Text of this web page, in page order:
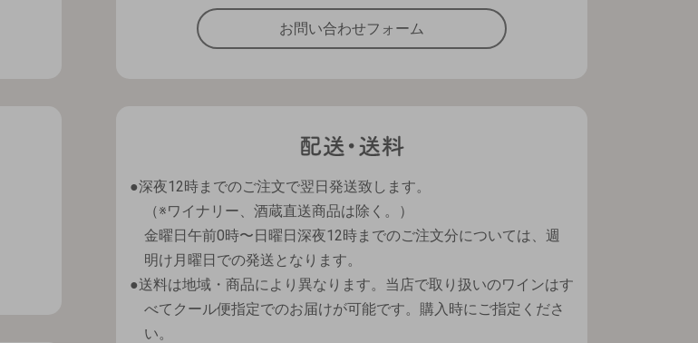
お問い合わせフォーム
深夜12時までのご注文で翌日発送致します。
（※ワイナリー、酒蔵直送商品は除く。）
金曜日午前0時〜日曜日深夜12時までのご注文分については、週
明け月曜日での発送となります。
送料は地域・商品により異なります。当店で取り扱いのワインはす
べてクール便指定でのお届けが可能です。購入時にご指定くださ
い。